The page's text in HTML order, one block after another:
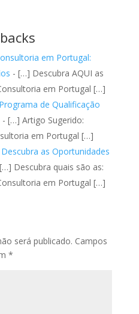
em Portugal:
- […] Descubra AQUI as
em Portugal […]
de Qualificação
- […] Artigo Sugerido:
em Portugal […]
as Oportunidades
Descubra quais são as:
em Portugal […]
será publicado. Campos
*